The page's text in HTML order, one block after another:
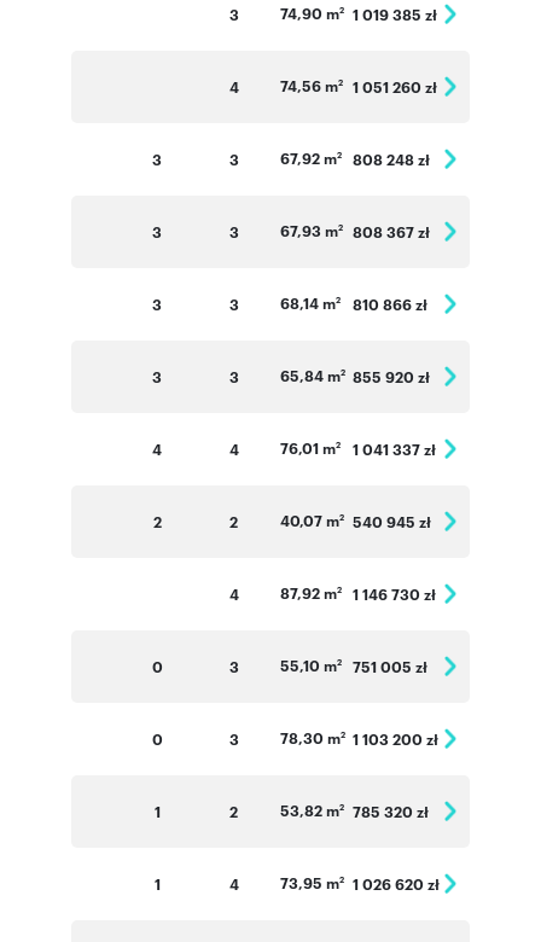
3 74,90 m2 1 019 385 zł
4 74,56 m2 1 051 260 zł
3 3 67,92 m2 808 248 zł
3 3 67,93 m2 808 367 zł
3 3 68,14 m2 810 866 zł
3 3 65,84 m2 855 920 zł
4 4 76,01 m2 1 041 337 zł
2 2 40,07 m2 540 945 zł
4 87,92 m2 1 146 730 zł
0 3 55,10 m2 751 005 zł
0 3 78,30 m2 1 103 200 zł
1 2 53,82 m2 785 320 zł
1 4 73,95 m2 1 026 620 zł